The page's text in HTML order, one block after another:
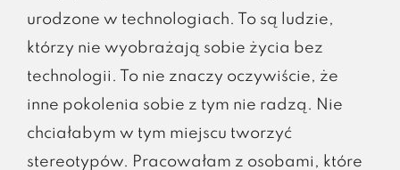
urodzone w technologiach. To są ludzie,
którzy nie wyobrażają sobie życia bez
technologii. To nie znaczy oczywiście, że
inne pokolenia sobie z tym nie radzą. Nie
chciałabym w tym miejscu tworzyć
stereotypów. Pracowałam z osobami, które